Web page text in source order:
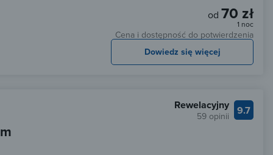
od 70 zł
1 noc
Cena i dostępność do potwierdzenia
Dowiedz się więcej
9.7
Rewelacyjny
59 opinii